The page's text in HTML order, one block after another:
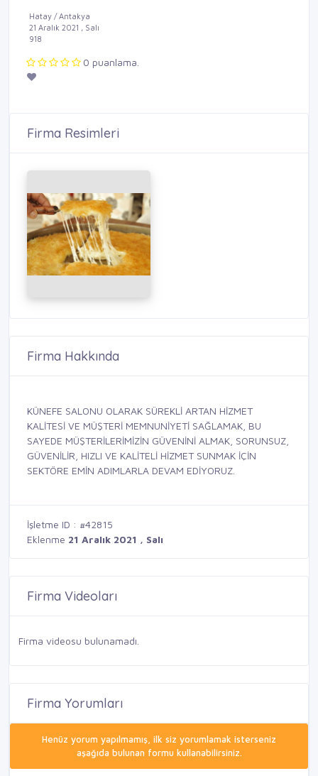
Hatay / Antakya
21 Aralık 2021 , Salı
918
0 puanlama.
Firma Resimleri
Firma Hakkında
KÜNEFE SALONU OLARAK SÜREKLİ ARTAN HİZMET
KALİTESİ VE MÜŞTERİ MEMNUNİYETİ SAĞLAMAK, BU
SAYEDE MÜŞTERİLERİMİZİN GÜVENİNİ ALMAK, SORUNSUZ,
GÜVENİLİR, HIZLI VE KALİTELİ HİZMET SUNMAK İÇİN
SEKTÖRE EMİN ADIMLARLA DEVAM EDİYORUZ.
İşletme ID : #42815
Eklenme 21 Aralık 2021 , Salı
Firma Videoları
Firma videosu bulunamadı.
Firma Yorumları
Henüz yorum yapılmamış, ilk siz yorumlamak isterseniz
aşağıda bulunan formu kullanabilirsiniz.